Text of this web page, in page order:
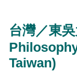
台灣／東
Taiwan)